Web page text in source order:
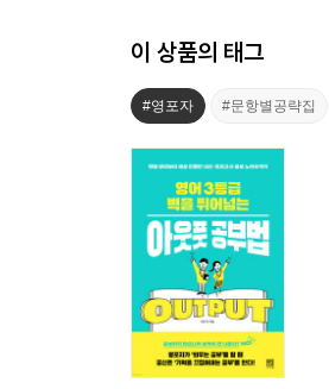
이 상품의 태그
#영포자 #문항별공략집